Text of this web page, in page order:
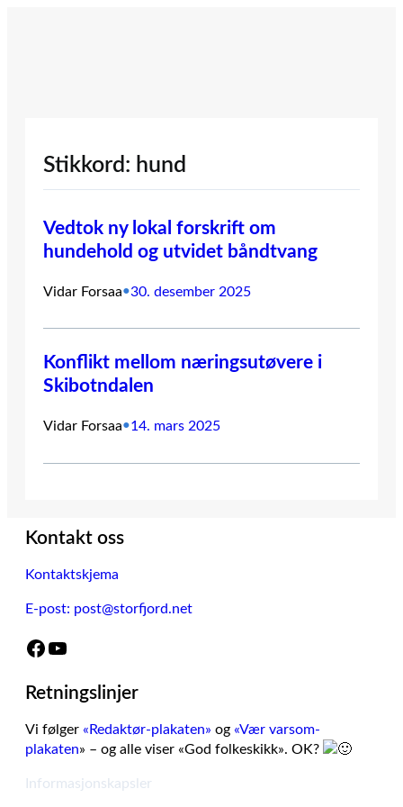
Stikkord: hund
Vedtok ny lokal forskrift om
hundehold og utvidet båndtvang
Vidar Forsaa•30. desember 2025
Konflikt mellom næringsutøvere i
Skibotndalen
Vidar Forsaa•14. mars 2025
Kontakt oss
Kontaktskjema
E-post: post@storfjord.net
Facebook YouTube
Retningslinjer
Vi følger «Redaktør-plakaten» og «Vær varsom-
plakaten» – og alle viser «God folkeskikk». OK?
Informasjonskapsler